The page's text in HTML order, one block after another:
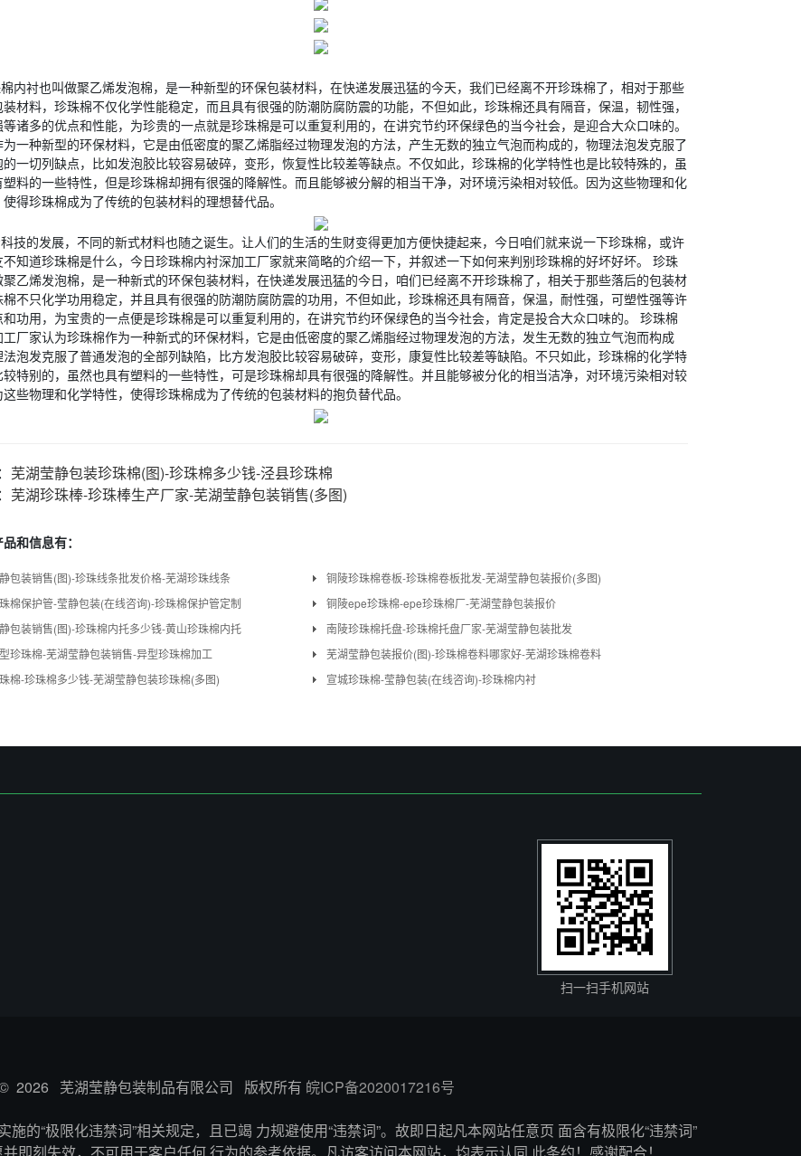
内衬也叫做聚乙烯发泡棉，是一种新型的环保包装材料，在快递发展迅猛的今天，我们已经离不开珍珠棉了，相对于那些
材料，珍珠棉不仅化学性能稳定，而且具有很强的防潮防腐防震的功能，不但如此，珍珠棉还具有隔音，保温，韧性强，
诸多的优点和性能，为珍贵的一点就是珍珠棉是可以重复利用的，在讲究节约环保绿色的当今社会，是迎合大众口味的。
一种新型的环保材料，它是由低密度的聚乙烯脂经过物理发泡的方法，产生无数的独立气泡而构成的，物理法泡发克服了
一切列缺点，比如发泡胶比较容易破碎，变形，恢复性比较差等缺点。不仅如此，珍珠棉的化学特性也是比较特殊的，虽
料的一些特性，但是珍珠棉却拥有很强的降解性。而且能够被分解的相当干净，对环境污染相对较低。因为这些物理和化
得珍珠棉成为了传统的包装材料的理想替代品。
技的发展，不同的新式材料也随之诞生。让人们的生活的生财变得更加方便快捷起来，今日咱们就来说一下珍珠棉，或许
知道珍珠棉是什么，今日珍珠棉内衬深加工厂家就来简略的介绍一下，并叙述一下如何来判别珍珠棉的好坏好坏。 珍珠
乙烯发泡棉，是一种新式的环保包装材料，在快递发展迅猛的今日，咱们已经离不开珍珠棉了，相关于那些落后的包装材
不只化学功用稳定，并且具有很强的防潮防腐防震的功用，不但如此，珍珠棉还具有隔音，保温，耐性强，可塑性强等许
和功用，为宝贵的一点便是珍珠棉是可以重复利用的，在讲究节约环保绿色的当今社会，肯定是投合大众口味的。 珍珠棉
工厂家认为珍珠棉作为一种新式的环保材料，它是由低密度的聚乙烯脂经过物理发泡的方法，发生无数的独立气泡而构成
法泡发克服了普通发泡的全部列缺陷，比方发泡胶比较容易破碎，变形，康复性比较差等缺陷。不只如此，珍珠棉的化学特
特别的，虽然也具有塑料的一些特性，可是珍珠棉却具有很强的降解性。并且能够被分化的相当洁净，对环境污染相对较
些物理和化学特性，使得珍珠棉成为了传统的包装材料的抱负替代品。
芜湖莹静包装珍珠棉(图)-珍珠棉多少钱-泾县珍珠棉
芜湖珍珠棒-珍珠棒生产厂家-芜湖莹静包装销售(多图)
和信息有：
包装销售(图)-珍珠线条批发价格-芜湖珍珠线条
铜陵珍珠棉卷板-珍珠棉卷板批发-芜湖莹静包装报价(多图)
棉保护管-莹静包装(在线咨询)-珍珠棉保护管定制
铜陵epe珍珠棉-epe珍珠棉厂-芜湖莹静包装报价
包装销售(图)-珍珠棉内托多少钱-黄山珍珠棉内托
南陵珍珠棉托盘-珍珠棉托盘厂家-芜湖莹静包装批发
珍珠棉-芜湖莹静包装销售-异型珍珠棉加工
芜湖莹静包装报价(图)-珍珠棉卷料哪家好-芜湖珍珠棉卷料
棉-珍珠棉多少钱-芜湖莹静包装珍珠棉(多图)
宣城珍珠棉-莹静包装(在线咨询)-珍珠棉内衬
扫一扫手机网站
2026 芜湖莹静包装制品有限公司 版权所有 皖ICP备2020017216号
的“极限化违禁词”相关规定，且已竭 力规避使用“违禁词”。故即日起凡本网站任意页 面含有极限化“违禁词”